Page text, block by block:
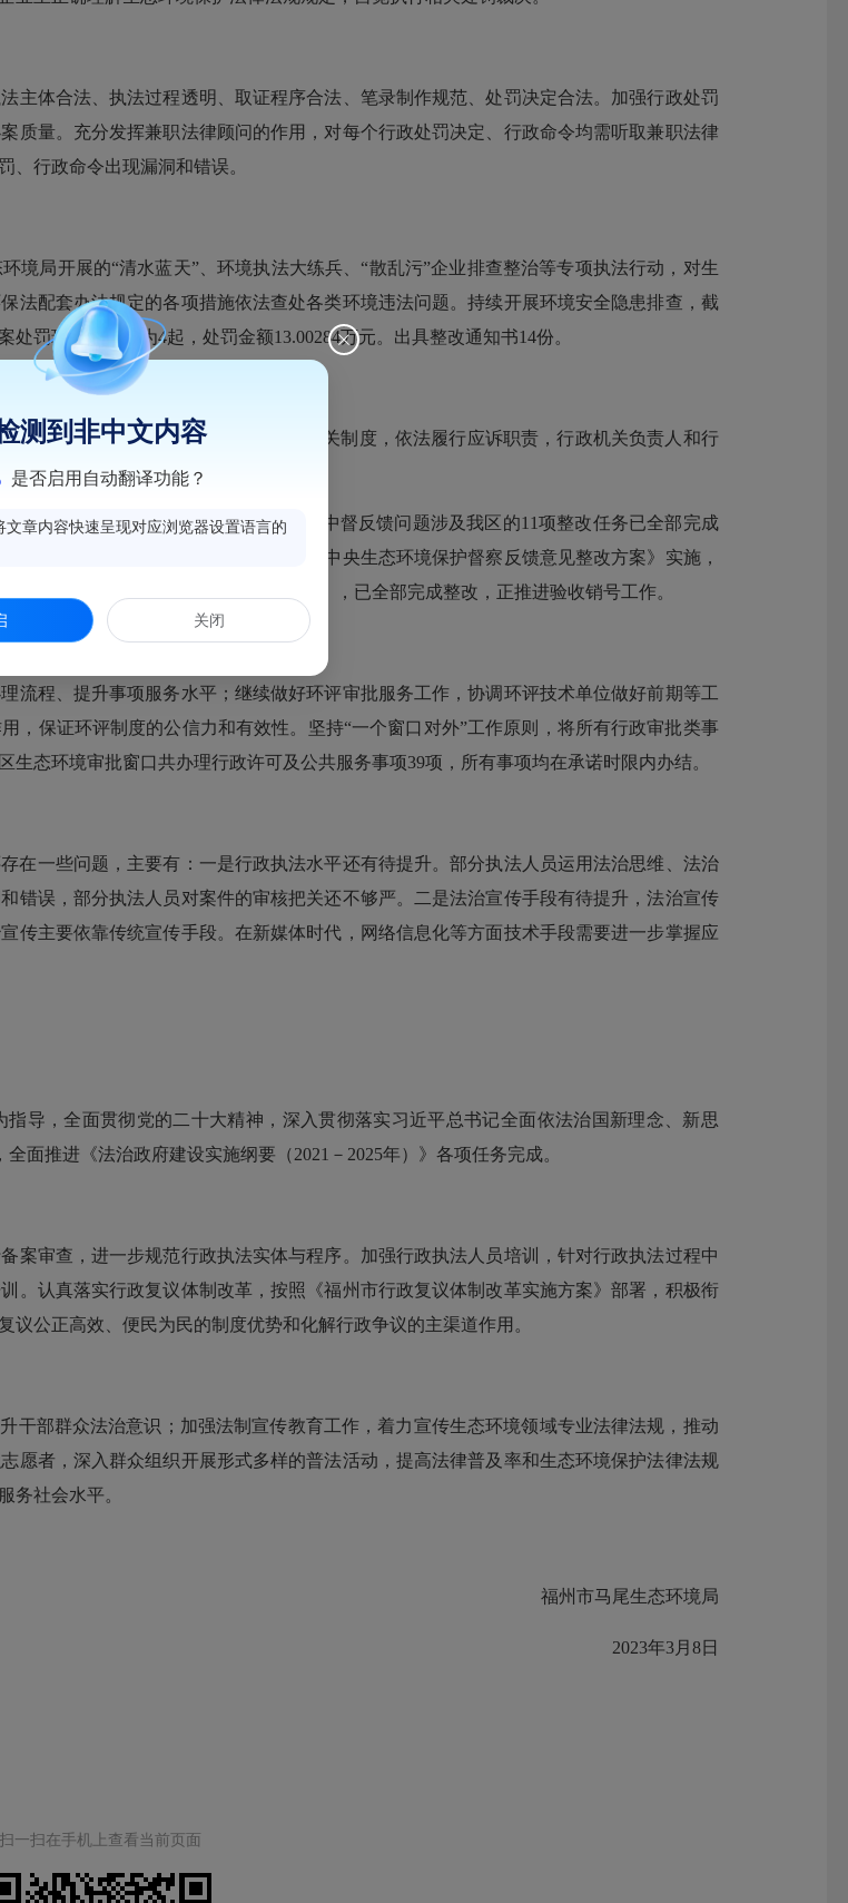
体合法、执法过程透明、取证程序合法、笔录制作规范、处罚决定合法。加强行政处罚
质量。充分发挥兼职法律顾问的作用，对每个行政处罚决定、行政命令均需听取兼职法律
、行政命令出现漏洞和错误。
局开展的“清水蓝天”、环境执法大练兵、“散乱污”企业排查整治等专项执法行动，对生
法配套办法规定的各项措施依法查处各类环境违法问题。持续开展环境安全隐患排查，截
罚环境违法行为4起，处罚金额13.00284万元。出具整改通知书14份。
创新行政应诉工作机制，建立健全相关制度，依法履行应诉职责，行政机关负责人和行
工作。2022年，我局无行政诉讼案件。
盖“回头看”，确保整改到位。第一轮中督反馈问题涉及我区的11项整改任务已全部完成
区政府下发的《福州市马尾区贯彻落实中央生态环境保护督察反馈意见整改方案》实施，
保督察信访件10件（其中5件为重复件），已全部完成整改，正推进验收销号工作。
程、提升事项服务水平；继续做好环评审批服务工作，协调环评技术单位做好前期等工
，保证环评制度的公信力和有效性。坚持“一个窗口对外”工作原则，将所有行政审批类事
态环境审批窗口共办理行政许可及公共服务事项39项，所有事项均在承诺时限内办结。
一些问题，主要有：一是行政执法水平还有待提升。部分执法人员运用法治思维、法治
错误，部分执法人员对案件的审核把关还不够严。二是法治宣传手段有待提升，法治宣传
传主要依靠传统宣传手段。在新媒体时代，网络信息化等方面技术手段需要进一步掌握应
，全面贯彻党的二十大精神，深入贯彻落实习近平总书记全面依法治国新理念、新思
面推进《法治政府建设实施纲要（2021－2025年）》各项任务完成。
审查，进一步规范行政执法实体与程序。加强行政执法人员培训，针对行政执法过程中
。认真落实行政复议体制改革，按照《福州市行政复议体制改革实施方案》部署，积极衔
公正高效、便民为民的制度优势和化解行政争议的主渠道作用。
部群众法治意识；加强法制宣传教育工作，着力宣传生态环境领域专业法律法规，推动
愿者，深入群众组织开展形式多样的普法活动，提高法律普及率和生态环境保护法律法规
务社会水平。
福州市马尾生态环境局
2023年3月8日
扫一扫在手机上查看当前页面
测到非中文内容
是否启用自动翻译功能？
文章内容快速呈现对应浏览器设置语言的
关闭